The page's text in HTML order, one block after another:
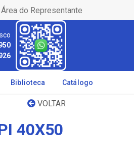
Área do Representante
Biblioteca Catálogo
VOLTAR
40X50